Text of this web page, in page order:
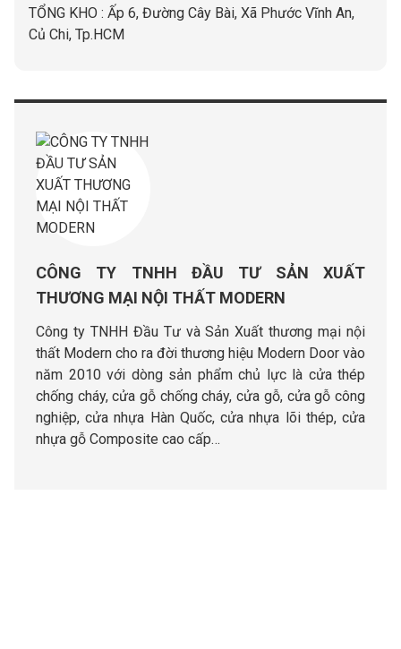
TỔNG KHO : Ấp 6, Đường Cây Bài, Xã Phước Vĩnh An,
Củ Chi, Tp.HCM
CÔNG TY TNHH ĐẦU TƯ SẢN XUẤT
THƯƠNG MẠI NỘI THẤT MODERN
Công ty TNHH Đầu Tư và Sản Xuất thương mại nội
thất Modern cho ra đời thương hiệu Modern Door vào
năm 2010 với dòng sản phẩm chủ lực là cửa thép
chống cháy, cửa gỗ chống cháy, cửa gỗ, cửa gỗ công
nghiệp, cửa nhựa Hàn Quốc, cửa nhựa lõi thép, cửa
nhựa gỗ Composite cao cấp…